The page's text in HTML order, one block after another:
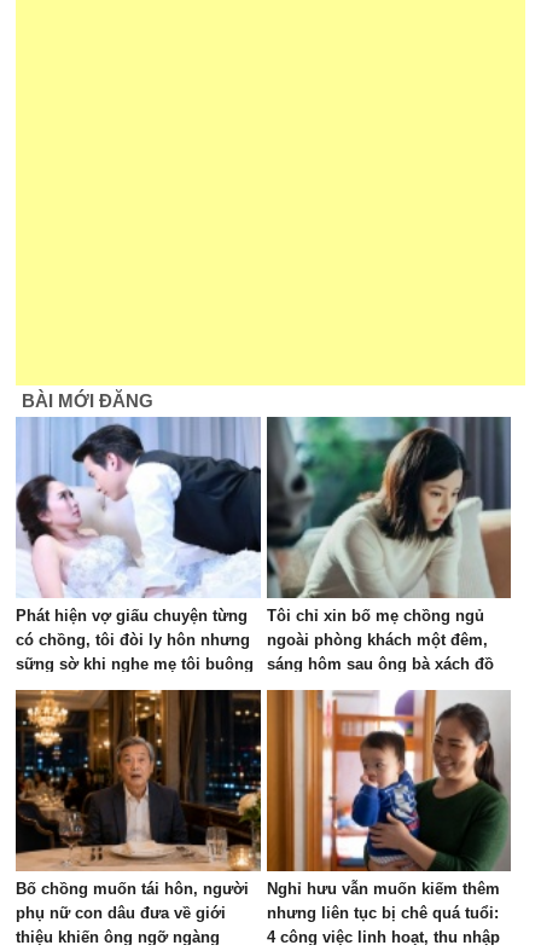
BÀI MỚI ĐĂNG
Phát hiện vợ giấu chuyện từng
có chồng, tôi đòi ly hôn nhưng
sững sờ khi nghe mẹ tôi buông
câu này
Tôi chỉ xin bố mẹ chồng ngủ
ngoài phòng khách một đêm,
sáng hôm sau ông bà xách đồ
về quê, tôi sai ở đâu?
Bố chồng muốn tái hôn, người
phụ nữ con dâu đưa về giới
thiệu khiến ông ngỡ ngàng
Nghỉ hưu vẫn muốn kiếm thêm
nhưng liên tục bị chê quá tuổi:
4 công việc linh hoạt, thu nhập